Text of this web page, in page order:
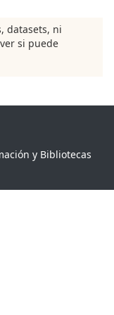
datasets, ni
si puede
y Bibliotecas